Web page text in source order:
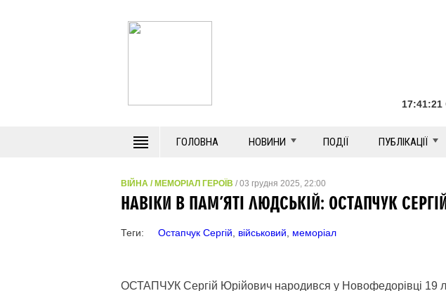
17:41:23
ГОЛОВНА НОВИНИ ПОДІЇ ПУБЛІКАЦІЇ
ВІЙНА / МЕМОРІАЛ ГЕРОЇВ / 03 грудня 2025, 22:00
НАВІКИ В ПАМ’ЯТІ ЛЮДСЬКІЙ: ОСТАПЧУК
Теги: Остапчук Сергій військовий меморіал
ОСТАПЧУК Сергій Юрійович народився у Новофедорівці 19